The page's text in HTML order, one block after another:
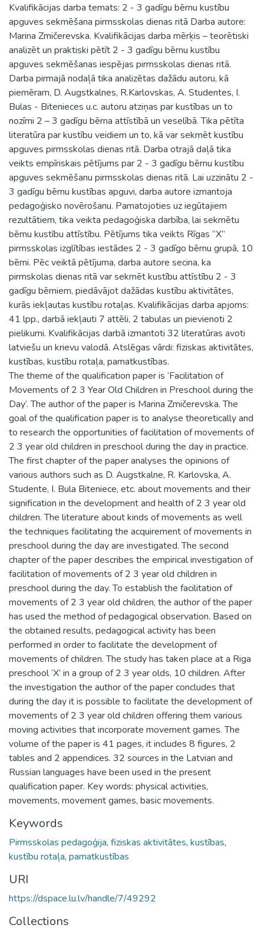
Kvalifikācijas darba temats: 2 - 3 gadīgu bērnu kustību
apguves sekmēšana pirmsskolas dienas ritā Darba autore:
Marina Zmičerevska. Kvalifikācijas darba mērķis – teorētiski
analizēt un praktiski pētīt 2 - 3 gadīgu bērnu kustību
apguves sekmēšanas iespējas pirmsskolas dienas ritā.
Darba pirmajā nodaļā tika analizētas dažādu autoru, kā
piemēram, D. Augstkalnes, R.Karlovskas, A. Studentes, I.
Bulas - Bitenieces u.c. autoru atziņas par kustības un to
nozīmi 2 – 3 gadīgu bērna attīstībā un veselībā. Tika pētīta
literatūra par kustību veidiem un to, kā var sekmēt kustību
apguves pirmsskolas dienas ritā. Darba otrajā daļā tika
veikts empīriskais pētījums par 2 - 3 gadīgu bērnu kustību
apguves sekmēšanu pirmsskolas dienas ritā. Lai uzzinātu 2 -
3 gadīgu bērnu kustības apguvi, darba autore izmantoja
pedagoģisko novērošanu. Pamatojoties uz iegūtajiem
rezultātiem, tika veikta pedagoģiska darbība, lai sekmētu
bērnu kustību attīstību. Pētījums tika veikts Rīgas “X”
pirmsskolas izglītības iestādes 2 - 3 gadīgo bērnu grupā, 10
bērni. Pēc veiktā pētījuma, darba autore secina, ka
pirmskolas dienas ritā var sekmēt kustību attīstību 2 - 3
gadīgu bērniem, piedāvājot dažādas kustību aktivitātes,
kurās iekļautas kustību rotaļas. Kvalifikācijas darba apjoms:
41 lpp., darbā iekļauti 7 attēli, 2 tabulas un pievienoti 2
pielikumi. Kvalifikācijas darbā izmantoti 32 literatūras avoti
latviešu un krievu valodā. Atslēgas vārdi: fiziskas aktivitātes,
kustības, kustību rotaļa, pamatkustības.
The theme of the qualification paper is ‘Facilitation of
Movements of 2 3 Year Old Children in Preschool during the
Day’. The author of the paper is Marina Zmičerevska. The
goal of the qualification paper is to analyse theoretically and
to research the opportunities of facilitation of movements of
2 3 year old children in preschool during the day in practice.
The first chapter of the paper analyses the opinions of
various authors such as D. Augstkalne, R. Karlovska, A.
Studente, I. Bula Biteniece, etc. about movements and their
signification in the development and health of 2 3 year old
children. The literature about kinds of movements as well
the techniques facilitating the acquirement of movements in
preschool during the day are investigated. The second
chapter of the paper describes the empirical investigation of
facilitation of movements of 2 3 year old children in
preschool during the day. To establish the facilitation of
movements of 2 3 year old children, the author of the paper
has used the method of pedagogical observation. Based on
the obtained results, pedagogical activity has been
performed in order to facilitate the development of
movements of children. The study has taken place at a Riga
preschool ‘X’ in a group of 2 3 year olds, 10 children. After
the investigation the author of the paper concludes that
during the day it is possible to facilitate the development of
movements of 2 3 year old children offering them various
moving activities that incorporate movement games. The
volume of the paper is 41 pages, it includes 8 figures, 2
tables and 2 appendices. 32 sources in the Latvian and
Russian languages have been used in the present
qualification paper. Key words: physical activities,
movements, movement games, basic movements.
Keywords
Pirmsskolas pedagoģija, fiziskas aktivitātes, kustības,
kustību rotaļa, pamatkustības
URI
https://dspace.lu.lv/handle/7/49292
Collections